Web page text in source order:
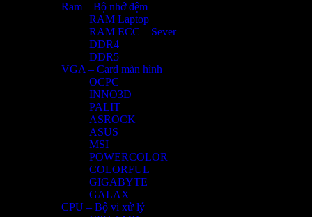
Ram – Bộ nhớ đệm
RAM Laptop
RAM ECC – Sever
DDR4
DDR5
VGA – Card màn hình
OCPC
INNO3D
PALIT
ASROCK
ASUS
MSI
POWERCOLOR
COLORFUL
GIGABYTE
GALAX
CPU – Bộ vi xử lý